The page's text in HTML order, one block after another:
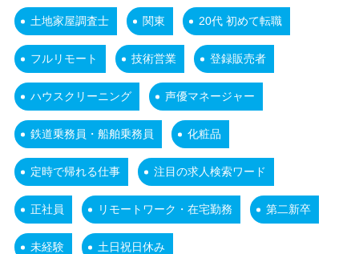
土地家屋調査士 関東 20代 初めて転職
フルリモート 技術営業 登録販売者
ハウスクリーニング 声優マネージャー
鉄道乗務員・船舶乗務員 化粧品
定時で帰れる仕事 注目の求人検索ワード
正社員 リモートワーク・在宅勤務 第二新卒
未経験 土日祝日休み